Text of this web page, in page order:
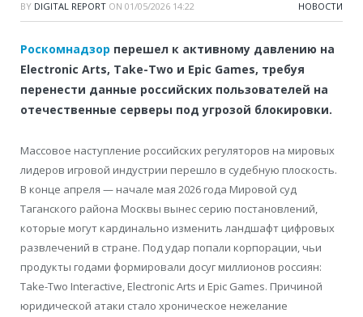
BY DIGITAL REPORT ON 01/05/2026 14:22 НОВОСТИ
Роскомнадзор перешел к активному давлению на
Electronic Arts, Take-Two и Epic Games, требуя
перенести данные российских пользователей на
отечественные серверы под угрозой блокировки.
Массовое наступление российских регуляторов на мировых
лидеров игровой индустрии перешло в судебную плоскость.
В конце апреля — начале мая 2026 года Мировой суд
Таганского района Москвы вынес серию постановлений,
которые могут кардинально изменить ландшафт цифровых
развлечений в стране. Под удар попали корпорации, чьи
продукты годами формировали досуг миллионов россиян:
Take-Two Interactive, Electronic Arts и Epic Games. Причиной
юридической атаки стало хроническое нежелание